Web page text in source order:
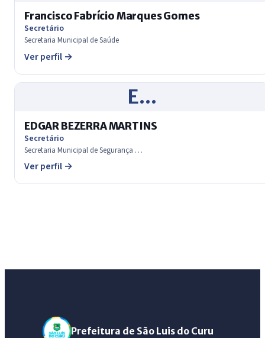
Francisco Fabrício Marques Gomes
Secretário
Secretaria Municipal de Saúde
Ver perfil →
E…
EDGAR BEZERRA MARTINS
Secretário
Secretaria Municipal de Segurança …
Ver perfil →
Prefeitura de São Luis do Curu